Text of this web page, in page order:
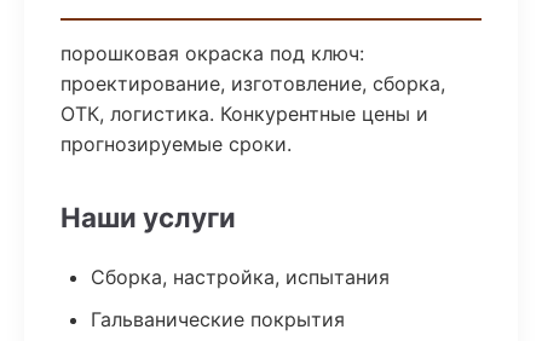
порошковая окраска под ключ:
проектирование, изготовление, сборка,
ОТК, логистика. Конкурентные цены и
прогнозируемые сроки.
Наши услуги
Сборка, настройка, испытания
Гальванические покрытия